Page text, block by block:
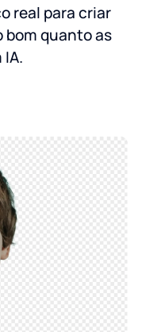
real para criar
bom quanto as